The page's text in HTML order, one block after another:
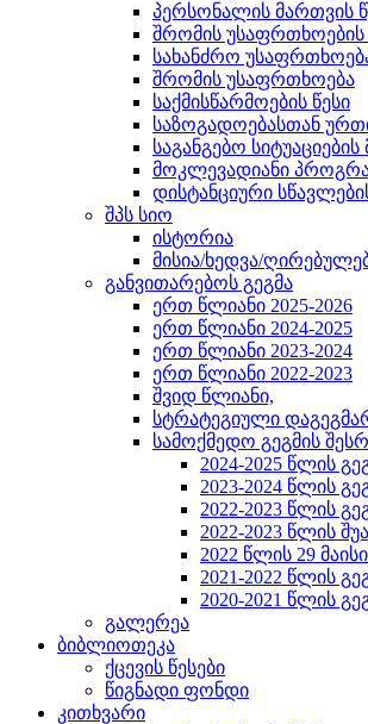
პერსონალის მართვის
შრომის უსაფრთხოების
სახანძრო
შრომის უსაფრთხოება
საქმისწარმოების წესი
საზოგადოებასთან
საგანგებო
მოკლევადიანი
დისტანციური
შპს სიო
ისტორია
მისია/ხედვა/
განვითარებოს გეგმა
ერთ წლიანი 2025-2026
ერთ წლიანი 2024-2025
ერთ წლიანი 2023-2024
ერთ წლიანი 2022-2023
შვიდ წლიანი,
სტრატეგიული
სამოქმედო გეგმის
2024-2025 წლის
2023-2024 წლის
2022-2023 წლის
2022-2023 წლის
2022 წლის 29
2021-2022 წლის
2020-2021 წლის
გალერეა
ბიბლიოთეკა
ქცევის წესები
წიგნადი ფონდი
კითხვარი